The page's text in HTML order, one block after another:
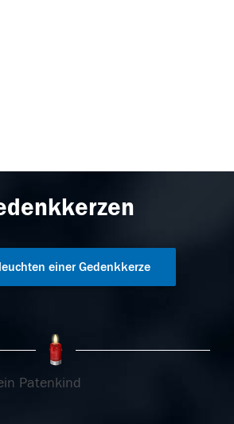
einer Gedenkkerze
Patenkind